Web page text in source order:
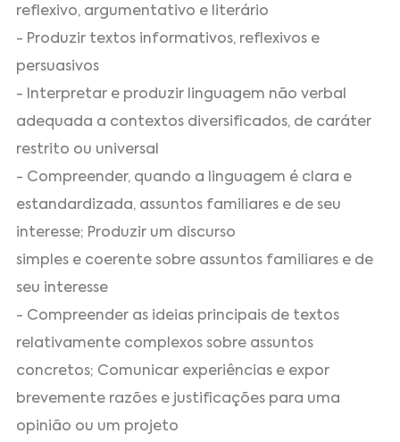
reflexivo, argumentativo e literário
- Produzir textos informativos, reflexivos e
persuasivos
- Interpretar e produzir linguagem não verbal
adequada a contextos diversificados, de caráter
restrito ou universal
- Compreender, quando a linguagem é clara e
estandardizada, assuntos familiares e de seu
interesse; Produzir um discurso
simples e coerente sobre assuntos familiares e de
seu interesse
- Compreender as ideias principais de textos
relativamente complexos sobre assuntos
concretos; Comunicar experiências e expor
brevemente razões e justificações para uma
opinião ou um projeto